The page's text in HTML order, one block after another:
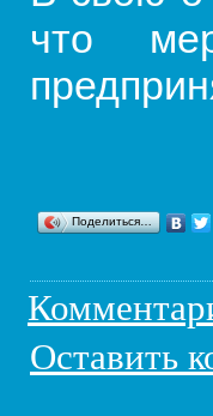
что
Поделиться…
Оставить